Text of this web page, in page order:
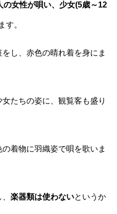
女性が唄い、少女(5歳～12
す。
し、赤色の晴れ着を身にま
たちの姿に、観覧客も盛り
着物に羽織姿で唄を歌いま
、 楽器類は使わないというか